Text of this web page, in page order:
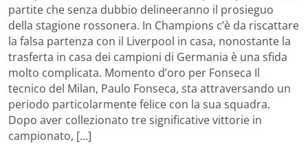
partite che senza dubbio delineeranno il prosieguo
della stagione rossonera. In Champions c’è da riscattare
la falsa partenza con il Liverpool in casa, nonostante la
trasferta in casa dei campioni di Germania è una sfida
molto complicata. Momento d’oro per Fonseca Il
tecnico del Milan, Paulo Fonseca, sta attraversando un
periodo particolarmente felice con la sua squadra.
Dopo aver collezionato tre significative vittorie in
campionato, […]